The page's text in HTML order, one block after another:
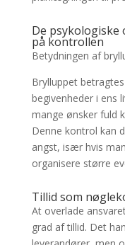
De psykologiske
på kontrollen
Betydningen af
Brylluppet
begivenheder i ens
mange ønsker fuld
Denne kontrol kan
angst, især hvis
organisere større
Tillid som
At overlade
grad af tillid. Det